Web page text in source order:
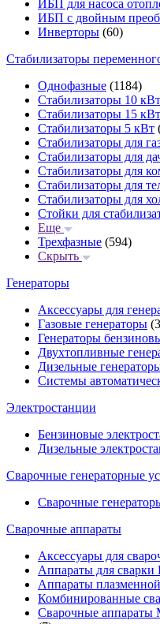
ИБП для насоса
ИБП с двойным
Инверторы (60)
Стабилизаторы
Однофазные (1184)
Стабилизаторы 10 кВт
Стабилизаторы 15 кВт
Стабилизаторы 5 кВт
Стабилизаторы для
Стабилизаторы для
Стабилизаторы для
Стабилизаторы для
Стабилизаторы для
Стойки для
Еще
Трехфазные (594)
Скрыть
Генераторы
Аксессуары для
Газовые генераторы
Генераторы
Двухтопливные
Дизельные
Системы
Электростанции
Бензиновые
Дизельные
Сварочные генераторные
Сварочные
Сварочные аппараты
Аксессуары для
Аппараты для
Аппараты
Комбинированные
Сварочные аппараты